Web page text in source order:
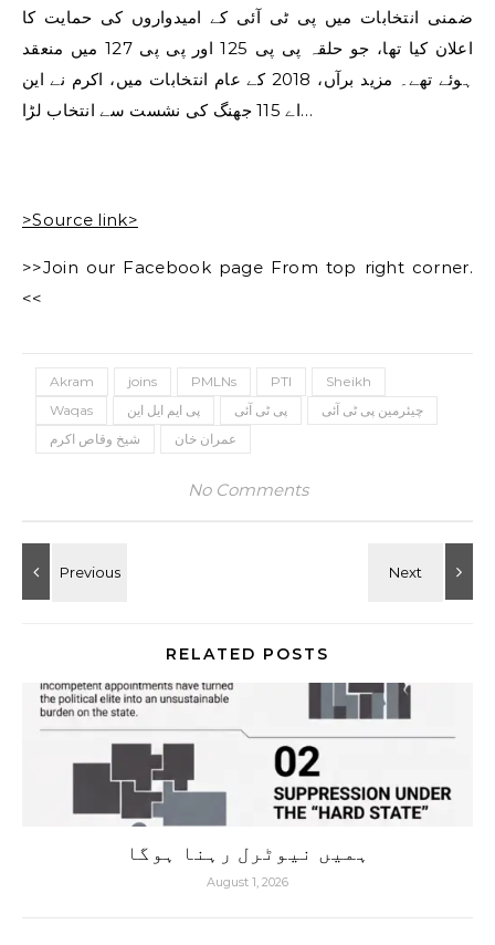
ضمنی انتخابات میں پی ٹی آئی کے امیدواروں کی حمایت کا
اعلان کیا تھا، جو حلقہ پی پی 125 اور پی پی 127 میں منعقد
ہوئے تھے۔ مزید برآں، 2018 کے عام انتخابات میں، اکرم نے این
اے 115 جھنگ کی نشست سے انتخاب لڑا…
>Source link>
>>Join our Facebook page From top right corner.
<<
Akram joins PMLNs PTI
Sheikh
Waqas
پی ایم ایل این پی ٹی آئی
چیئرمین پی ٹی آئی
شیخ وقاص اکرم
عمران خان
No Comments
RELATED POSTS
ہمیں نیوٹرل رہنا ہوگا
August 1, 2026